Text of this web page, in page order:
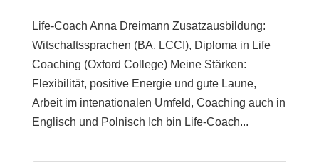
Life-Coach Anna Dreimann Zusatzausbildung:
Witschaftssprachen (BA, LCCI), Diploma in Life
Coaching (Oxford College) Meine Stärken:
Flexibilität, positive Energie und gute Laune,
Arbeit im intenationalen Umfeld, Coaching auch in
Englisch und Polnisch Ich bin Life-Coach...